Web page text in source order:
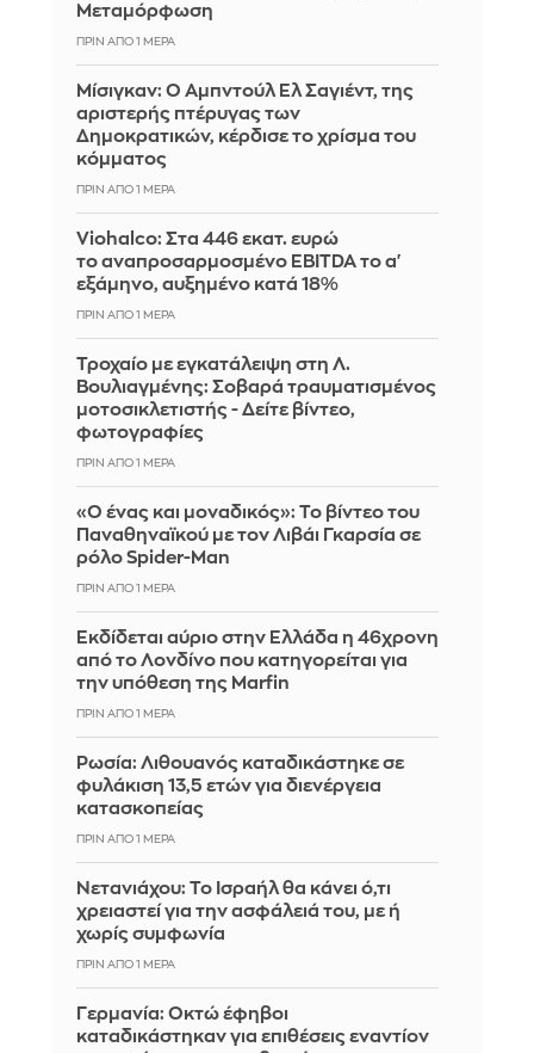
Μεταμόρφωση
ΠΡΙΝ ΑΠΌ 1 ΜΈΡΑ
Μίσιγκαν: Ο Αμπντούλ Ελ Σαγιέντ, της
αριστερής πτέρυγας των
Δημοκρατικών, κέρδισε το χρίσμα του
κόμματος
ΠΡΙΝ ΑΠΌ 1 ΜΈΡΑ
Viohalco: Στα 446 εκατ. ευρώ
το αναπροσαρμοσμένο EBITDA το α'
εξάμηνο, αυξημένο κατά 18%
ΠΡΙΝ ΑΠΌ 1 ΜΈΡΑ
Τροχαίο με εγκατάλειψη στη Λ.
Βουλιαγμένης: Σοβαρά τραυματισμένος
μοτοσικλετιστής - Δείτε βίντεο,
φωτογραφίες
ΠΡΙΝ ΑΠΌ 1 ΜΈΡΑ
«Ο ένας και μοναδικός»: Το βίντεο του
Παναθηναϊκού με τον Λιβάι Γκαρσία σε
ρόλο Spider-Man
ΠΡΙΝ ΑΠΌ 1 ΜΈΡΑ
Εκδίδεται αύριο στην Ελλάδα η 46χρονη
από το Λονδίνο που κατηγορείται για
την υπόθεση της Marfin
ΠΡΙΝ ΑΠΌ 1 ΜΈΡΑ
Ρωσία: Λιθουανός καταδικάστηκε σε
φυλάκιση 13,5 ετών για διενέργεια
κατασκοπείας
ΠΡΙΝ ΑΠΌ 1 ΜΈΡΑ
Νετανιάχου: Το Ισραήλ θα κάνει ό,τι
χρειαστεί για την ασφάλειά του, με ή
χωρίς συμφωνία
ΠΡΙΝ ΑΠΌ 1 ΜΈΡΑ
Γερμανία: Οκτώ έφηβοι
καταδικάστηκαν για επιθέσεις εναντίον